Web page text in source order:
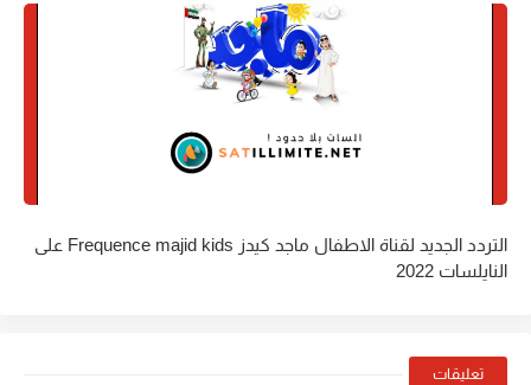
التردد الجديد لقناة الاطفال ماجد كيدز Frequence majid kids على
النايلسات 2022
تعليقات